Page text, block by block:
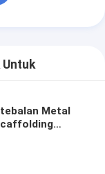
Untuk
Metal